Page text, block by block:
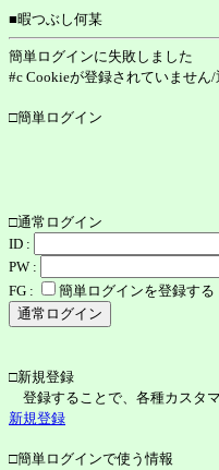
■暇つぶし何某
簡単ログインに失敗しました
#c Cookieが登録されていませ
□簡単ログイン
□通常ログイン
ID :
PW :
FG :
簡単ログインを登録する
□新規登録
登録することで、各種カスタ
新規登録
□簡単ログインで使う情報